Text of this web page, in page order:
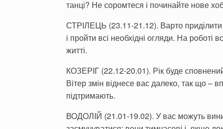
танці? Не соромтеся і починайте нове
СТРІЛЕЦЬ (23.11-21.12). Варто приділити
і пройти всі необхідні огляди. На
житті.
КОЗЕРІГ (22.12-20.01). Рік буде
Вітер змін віднесе вас далеко, так що –
підтримають.
ВОДОЛІЙ (21.01-19.02). У вас можуть